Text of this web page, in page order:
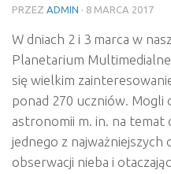
PRZEZ ADMIN · 8 MARCA 2017
W dniach 2 i 3 marca w
Planetarium Multimedialne
się wielkim
ponad 270 uczniów. Mogli
astronomii m. in. na temat
jednego z najważniejszych
obserwacji nieba i